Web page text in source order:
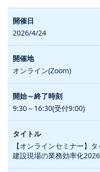
2026/4/24
オンライン(Zoom)
9:30～16:30(受付9:00)
【オンラインセミナー】
建設現場の業務効率化2026